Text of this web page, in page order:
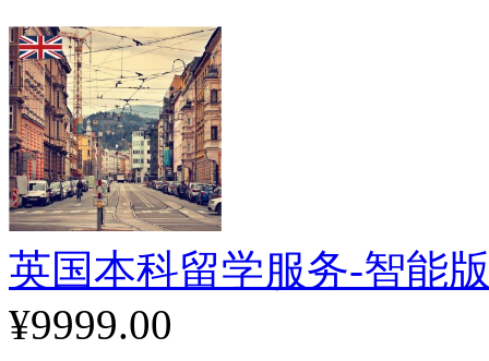
英国本科留学服务-智能
¥9999.00